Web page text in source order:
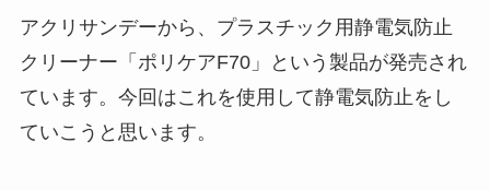
アクリサンデーから、プラスチック用静電気防止
クリーナー「ポリケアF70」という製品が発売され
ています。今回はこれを使用して静電気防止をし
ていこうと思います。